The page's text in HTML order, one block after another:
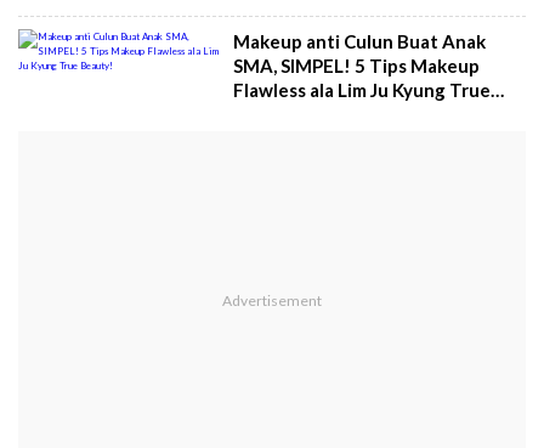
Makeup anti Culun Buat Anak
SMA, SIMPEL! 5 Tips Makeup
Flawless ala Lim Ju Kyung True